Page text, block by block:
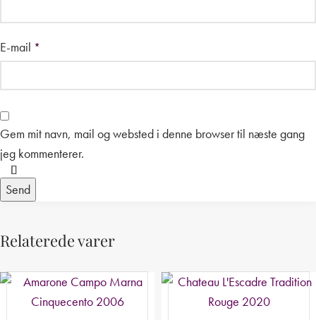
E-mail *
Gem mit navn, mail og websted i denne browser til næste gang
jeg kommenterer.
Relaterede varer